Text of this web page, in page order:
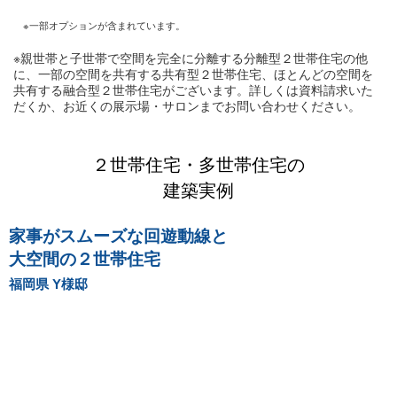
※一部オプションが含まれています。
※親世帯と子世帯で空間を完全に分離する分離型２世帯住宅の他
に、一部の空間を共有する共有型２世帯住宅、ほとんどの空間を
共有する融合型２世帯住宅がございます。詳しくは資料請求いた
だくか、お近くの展示場・サロンまでお問い合わせください。
２世帯住宅・多世帯住宅の
建築実例
家事がスムーズな回遊動線と
大空間の２世帯住宅
福岡県 Y様邸